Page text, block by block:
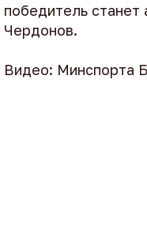
победитель
Чердонов.
Видео: Минспорта